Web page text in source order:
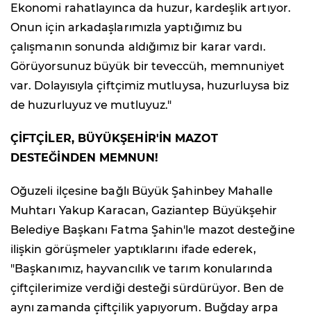
Ekonomi rahatlayınca da huzur, kardeşlik artıyor.
Onun için arkadaşlarımızla yaptığımız bu
çalışmanın sonunda aldığımız bir karar vardı.
Görüyorsunuz büyük bir teveccüh, memnuniyet
var. Dolayısıyla çiftçimiz mutluysa, huzurluysa biz
de huzurluyuz ve mutluyuz."
ÇİFTÇİLER, BÜYÜKŞEHİR'İN MAZOT
DESTEĞİNDEN MEMNUN!
Oğuzeli ilçesine bağlı Büyük Şahinbey Mahalle
Muhtarı Yakup Karacan, Gaziantep Büyükşehir
Belediye Başkanı Fatma Şahin'le mazot desteğine
ilişkin görüşmeler yaptıklarını ifade ederek,
"Başkanımız, hayvancılık ve tarım konularında
çiftçilerimize verdiği desteği sürdürüyor. Ben de
aynı zamanda çiftçilik yapıyorum. Buğday arpa